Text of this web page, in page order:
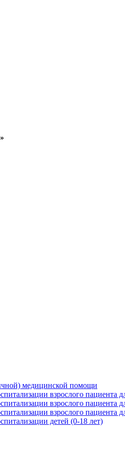
медицинской помощи
взрослого пациента
взрослого
взрослого пациента
детей (0-18 лет)